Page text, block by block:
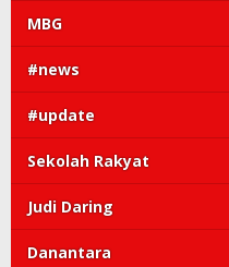
MBG
#news
#update
Sekolah Rakyat
Judi Daring
Danantara